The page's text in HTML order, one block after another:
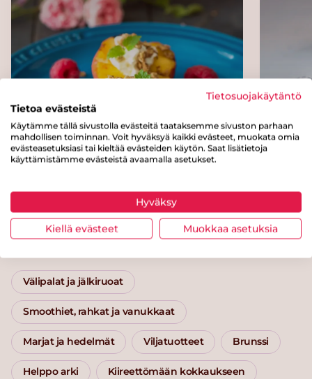
Marinoidut persikat
Kategoriat
Välipalat ja jälkiruoat
Smoothiet, rahkat ja vanukkaat
Marjat ja hedelmät Viljatuotteet Brunssi
Helppo arki Kiireettömään kokkaukseen
Tietosuojakäytäntö
Tietoa evästeistä
Käytämme tällä sivustolla evästeitä taataksemme sivuston parhaan
mahdollisen toiminnan. Voit hyväksyä kaikki evästeet, muokata omia
evästeasetuksiasi tai kieltää evästeiden käytön. Saat lisätietoja
käyttämistämme evästeistä avaamalla asetukset.
Hyväksy
Kiellä evästeet Muokkaa asetuksia